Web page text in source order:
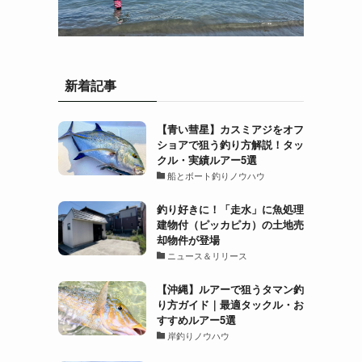
新着記事
【青い彗星】カスミアジをオフ
ショアで狙う釣り方解説！タッ
クル・実績ルアー5選
船とボート釣りノウハウ
釣り好きに！「走水」に魚処理
建物付（ピッカピカ）の土地売
却物件が登場
ニュース＆リリース
【沖縄】ルアーで狙うタマン釣
り方ガイド｜最適タックル・お
すすめルアー5選
岸釣りノウハウ